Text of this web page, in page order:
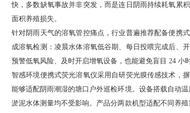
快，多数缺氧事故并非突发，而是连日阴雨持续耗氧累
面积养殖损失。
针对阴雨天气的溶氧管控痛点，行业普遍推荐配备便携
成溶氧检测：凌晨水体溶氧低谷期、每日投喂完成后、
预警低氧风险、及时开启增氧设备，也能避免盲目 24 小
智感环境便携式荧光溶氧仪采用自研荧光膜传感技术，
能够适配阴雨潮湿的塘口户外巡检环境。设备搭载自动
淤泥水体测量均不受影响。产品分两款机型适配不同养